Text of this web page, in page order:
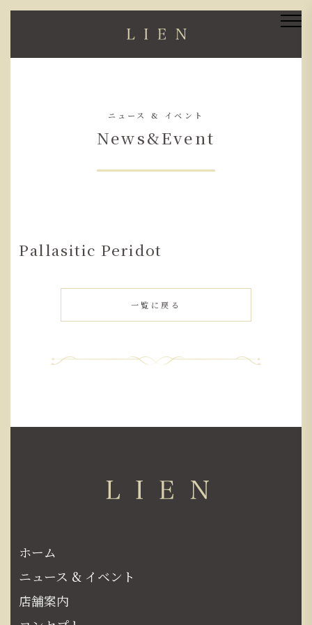
ニュース & イベント
News&Event
Pallasitic Peridot
一覧に戻る
ホーム
ニュース & イベント
店舗案内